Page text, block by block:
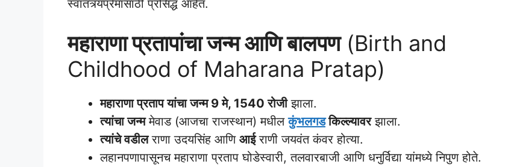
स्वातंत्र्यप्रेमासाठी प्रसिद्ध आहेत.
महाराणा प्रतापांचा जन्म आणि बालपण(Birth and
Childhood of Maharana Pratap)
महाराणा प्रताप यांचा जन्म 9 मे, 1540 रोजीझाला.
त्यांचा जन्ममेवाड (आजचा राजस्थान) मधीलकुंभलगडकिल्ल्यावरझाला.
त्यांचे वडीलराणा उदयसिंह आणि आईराणी जयवंत कंवर होत्या.
लहानपणापासूनच महाराणा प्रताप घोडेस्वारी, तलवारबाजी आणि धनुर्विद्या यांमध्ये निपुण होते.